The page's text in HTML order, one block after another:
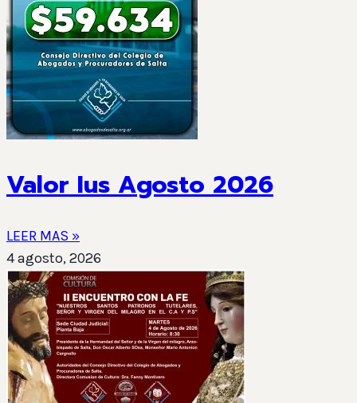
Valor Ius Agosto 2026
LEER MAS »
4 agosto, 2026